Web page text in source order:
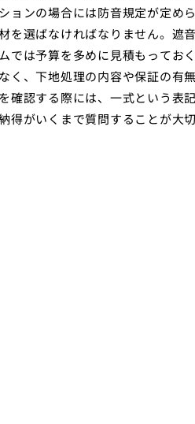
ョンの場合には防音規定が定め
を選ばなければなりません。遮
では予算を多めに見積もってお
く、下地処理の内容や保証の有
確認する際には、一式という表
得がいくまで質問することが大切